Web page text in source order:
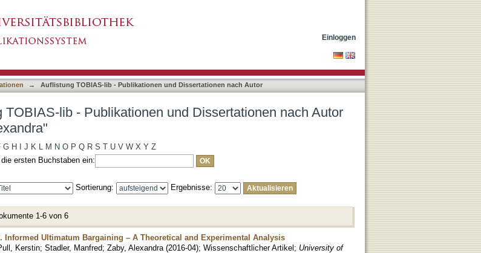
Einloggen
→ Auflistung TOBIAS-lib - Publikationen und Dissertationen nach Autor
TOBIAS-lib - Publikationen und Dissertationen nach Autor
G H J K L M N O P Q R S T U V W X Y Z
ersten Buchstaben ein:
Sortierung: Ergebnisse:
1-6 von 6
Informed Ultimatum Bargaining – A Theoretical and Experimental Analysis
Kerstin; Stadler, Manfred; Zaby, Alexandra (2016-04); Wissenschaftlicher Artikel; University of